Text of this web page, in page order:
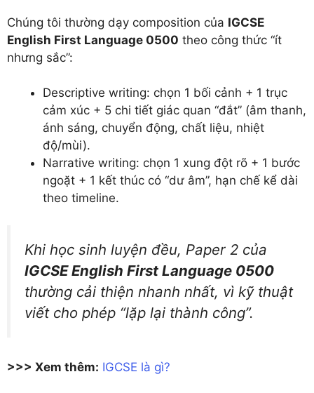
Chúng tôi thường dạy composition của IGCSE
English First Language 0500 theo công thức “ít
nhưng sắc”:
Descriptive writing: chọn 1 bối cảnh + 1 trục
cảm xúc + 5 chi tiết giác quan “đắt” (âm thanh,
ánh sáng, chuyển động, chất liệu, nhiệt
độ/mùi).
Narrative writing: chọn 1 xung đột rõ + 1 bước
ngoặt + 1 kết thúc có “dư âm”, hạn chế kể dài
theo timeline.
Khi học sinh luyện đều, Paper 2 của
IGCSE English First Language 0500
thường cải thiện nhanh nhất, vì kỹ thuật
viết cho phép “lặp lại thành công”.
>>> Xem thêm: IGCSE là gì?